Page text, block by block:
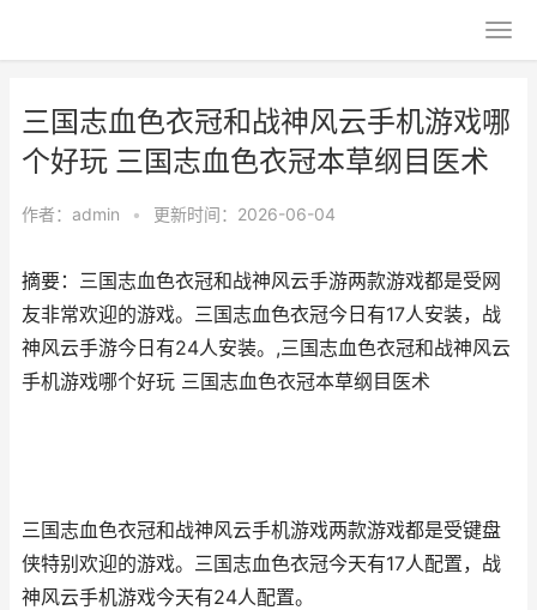
三国志血色衣冠和战神风云手机游戏哪
个好玩 三国志血色衣冠本草纲目医术
作者： admin • 更新时间：2026-06-04
摘要：三国志血色衣冠和战神风云手游两款游戏都是受网
友非常欢迎的游戏。三国志血色衣冠今日有17人安装，战
神风云手游今日有24人安装。,三国志血色衣冠和战神风云
手机游戏哪个好玩 三国志血色衣冠本草纲目医术
三国志血色衣冠和战神风云手机游戏两款游戏都是受键盘
侠特别欢迎的游戏。三国志血色衣冠今天有17人配置，战
神风云手机游戏今天有24人配置。